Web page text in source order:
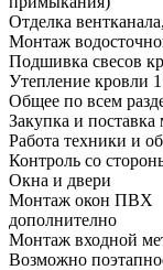
Отделка
Монтаж
Подшивка свесов
Утепление кровли
Общее по всем
Закупка и поставка
Работа техники и
Контроль со
Окна и двери
Монтаж окон ПВХ
дополнително
Монтаж входной
Возможно